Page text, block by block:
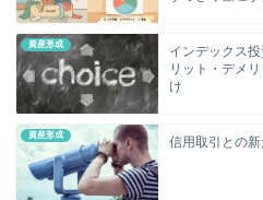
資産形成
インデックス
リット・デメ
け
資産形成 信用取引との